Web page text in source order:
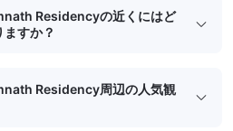
Residencyの近くにはど
すか？
Residency周辺の人気観